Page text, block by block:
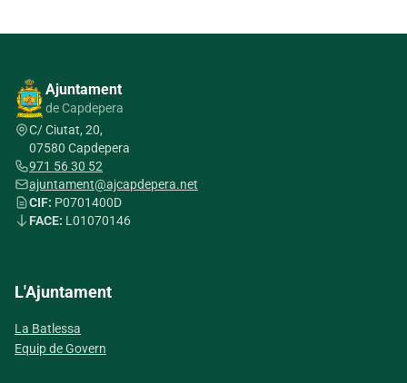
Ajuntament
de Capdepera
C/ Ciutat, 20,
07580 Capdepera
971 56 30 52
ajuntament@ajcapdepera.net
CIF: P0701400D
FACE: L01070146
L'Ajuntament
La Batlessa
Equip de Govern